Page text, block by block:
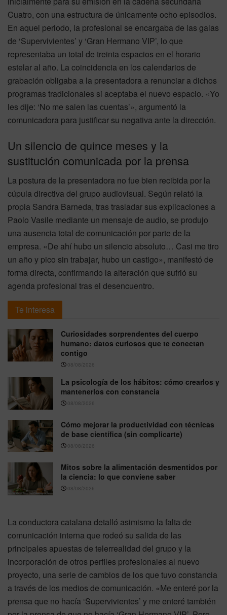
Cuatro, con una estructura de únicamente ocho episodios.
En aquel periodo, la profesional se encargaba de las galas
de ‘Supervivientes’ y ‘Gran Hermano VIP’, lo que
representaba un total de treinta espacios en el horario
estelar al año. La coincidencia en los calendarios de
grabación obligaba a la presentadora a renunciar a dichos
programas tradicionales si aceptaba el nuevo espacio. «Yo
les dije: ‘No me salen las cuentas’», argumentó la
comunicadora para justificar su negativa ante la dirección.
Un silencio de quince meses y la
sustitución comunicada por la prensa
La postura de la presentadora no fue bien recibida por la
cúpula directiva del grupo audiovisual. Según relató la
propia Sandra Barneda, tras trasladar sus explicaciones a
Paolo Vasile mediante un mensaje de audio, se produjo
una ausencia total de comunicación por parte de la
empresa. «De ahí hubo un silencio absoluto… Casi me tiro
un año y pico sin trabajar, hubo un castigo», manifestó de
forma directa, confirmando la alteración que sufrió su
agenda profesional tras el desencuentro.
Te interesa
Curiosidades sorprendentes del cuerpo
humano: datos curiosos que te conectan
contigo
08/08/2026
La psicología de los hábitos: cómo crearlos y
mantenerlos con constancia
08/08/2026
Cómo mejorar la productividad con técnicas
de base científica (sin complicarte)
08/08/2026
Mitos sobre la alimentación desmentidos por
la ciencia: lo que conviene saber
08/08/2026
La conductora catalana detalló asimismo la falta de
comunicación interna que rodeó su salida de las
principales apuestas de telerrealidad del grupo y la
incorporación de otros perfiles profesionales al nuevo
proyecto, una serie de cambios de los que tuvo constancia
a través de los medios de comunicación. «Me enteré por la
prensa que no hacía ‘Supervivientes’ y me enteré también